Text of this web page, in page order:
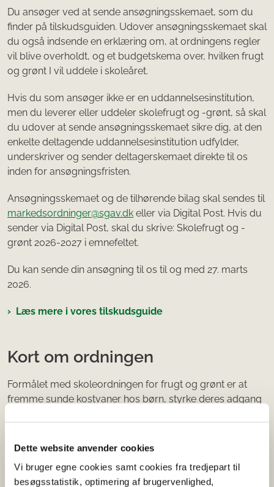
Dette website anvender cookies
Vi bruger egne cookies samt cookies fra tredjepart til
besøgsstatistik, optimering af brugervenlighed,
Du ansøger ved at sende ansøgningsskemaet, som du
finder på tilskudsguiden. Udover ansøgningsskemaet skal
du også indsende en erklæring om, at ordningens regler
vil blive overholdt, og et budgetskema over, hvilken frugt
og grønt I vil uddele i skoleåret.
Hvis du som ansøger ikke er en uddannelsesinstitution,
men du leverer eller uddeler skolefrugt og -grønt, så skal
du udover at sende ansøgningsskemaet sikre dig, at den
enkelte deltagende uddannelsesinstitution udfylder,
underskriver og sender deltagerskemaet direkte til os
inden for ansøgningsfristen.
Ansøgningsskemaet og de tilhørende bilag skal sendes til
markedsordninger@sgav.dk eller via Digital Post. Hvis du
sender via Digital Post, skal du skrive: Skolefrugt og -
grønt 2026-2027 i emnefeltet.
Du kan sende din ansøgning til os til og med 27. marts
2026.
Læs mere i vores tilskudsguide
Kort om ordningen
Formålet med skoleordningen for frugt og grønt er at
fremme sunde kostvaner hos børn, styrke deres adgang
frugter og grøntsager, samt læringsaktiviteter til børn, der